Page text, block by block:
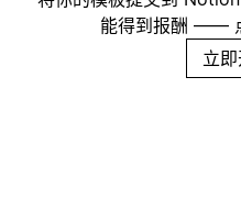
能得到报酬 ——
立